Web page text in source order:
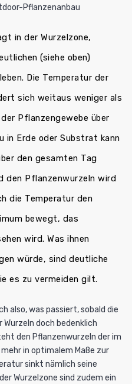
Pflanzenanbau
in der Wurzelzone,
(siehe oben)
Die Temperatur der
sich weitaus weniger als
Pflanzengewebe über
in Erde oder Substrat kann
den gesamten Tag
den Pflanzenwurzeln wird
die Temperatur den
bewegt, das
wird. Was ihnen
würde, sind deutliche
es zu vermeiden gilt.
also, was passiert, sobald die
doch bedenklich
den Pflanzenwurzeln der im
in optimalem Maße zur
sinkt nämlich seine
Wurzelzone sind zudem ein